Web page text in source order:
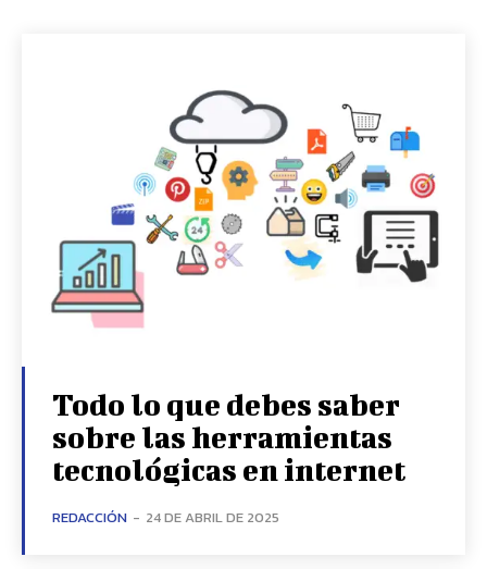
Todo lo que debes saber
sobre las herramientas
tecnológicas en internet
REDACCIÓN - 24 DE ABRIL DE 2025